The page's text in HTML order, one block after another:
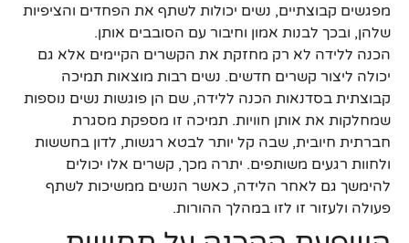
מפגשים קבוצתיים, נשים יכולות לשתף את הפחדים והציפיות
שלהן, ובכך לבנות אמון וחיבור עם הסובבים אותן.
הכנה ללידה לא רק מחזקת את הקשרים הקיימים אלא גם
יכולה ליצור קשרים חדשים. נשים רבות מוצאות תמיכה
קבוצתית בסדנאות הכנה ללידה, שם הן פוגשות נשים נוספות
שמחלקות את אותן חוויות. תמיכה זו מספקת מסגרת
חברתית חיובית, שבה קל יותר לבטא רגשות, לדון בחששות
ולחוות רגעים משותפים. יתרה מכך, קשרים אלו יכולים
להימשך גם לאחר הלידה, כאשר הנשים ממשיכות לשתף
פעולה ולעזור זו לזו במהלך ההורות.